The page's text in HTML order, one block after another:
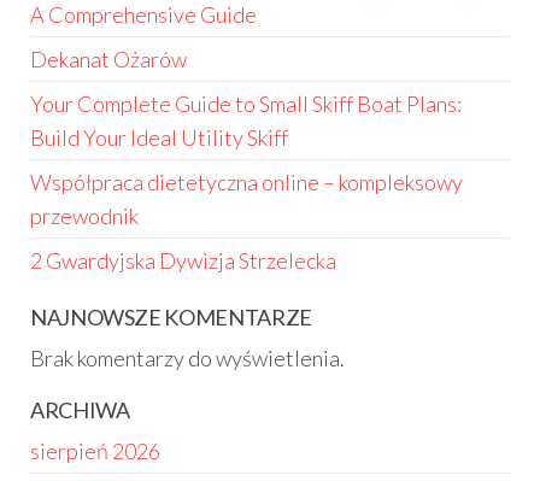
A Comprehensive Guide
Dekanat Ożarów
Your Complete Guide to Small Skiff Boat Plans:
Build Your Ideal Utility Skiff
Współpraca dietetyczna online – kompleksowy
przewodnik
2 Gwardyjska Dywizja Strzelecka
NAJNOWSZE KOMENTARZE
Brak komentarzy do wyświetlenia.
ARCHIWA
sierpień 2026